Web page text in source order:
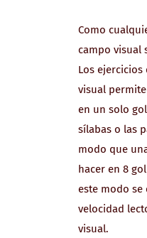
Como
campo visual
Los
visual
en un solo
sílabas o las
modo que
hacer en 8
este modo
velocidad
visual.